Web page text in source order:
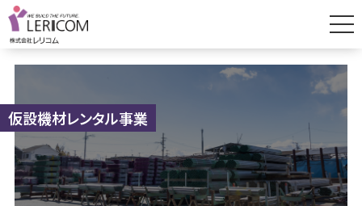
仮設機材レンタル事業
会社案内
営業所案内
仮設機材レンタル事業